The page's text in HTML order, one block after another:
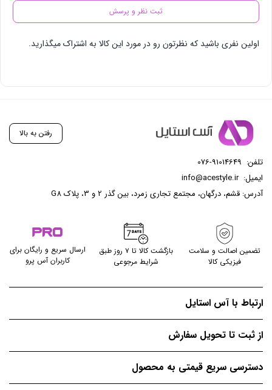
ثبت نظر و پرسش
اولین نفری باشید که نظرتون رو در مورد این کالا به اشتراک میگذارید.
رفتن به بالا
تلفن: 076-91014649
ایمیل:info@acestyle.ir
آدرس: قشم، درگهان، مجتمع تجاری زمرد، بین گذر 2 و 3، پلاک G8
تضمین اصالت و سلامت
فیزیکی کالا
بازگشت کالا تا ۷ روز طبق
شرایط مرجوعی
ارسال سریع و رایگان برای
کاربران آس پرو
ارتباط با آس استایل
از ثبت تا تحویل سفارش
دسترسی سریع قیمتی به محصول